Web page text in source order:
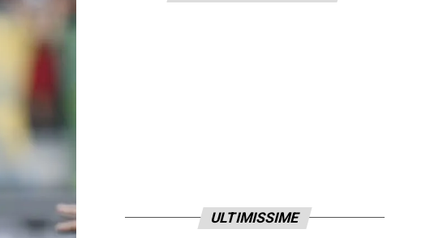
ULTIMISSIME